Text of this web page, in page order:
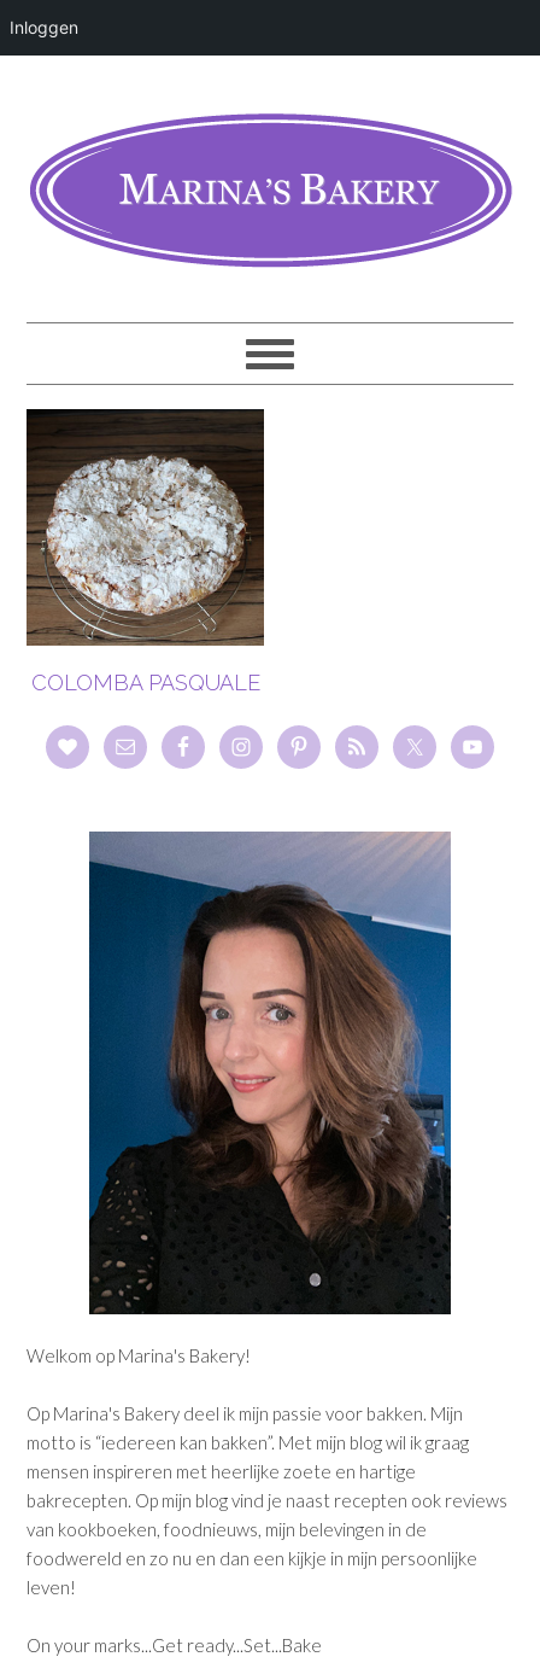
Inloggen
COLOMBA PASQUALE
Welkom op Marina's Bakery!
Op Marina's Bakery deel ik mijn passie voor bakken. Mijn
motto is “iedereen kan bakken”. Met mijn blog wil ik graag
mensen inspireren met heerlijke zoete en hartige
bakrecepten. Op mijn blog vind je naast recepten ook reviews
van kookboeken, foodnieuws, mijn belevingen in de
foodwereld en zo nu en dan een kijkje in mijn persoonlijke
leven!
On your marks...Get ready...Set...Bake